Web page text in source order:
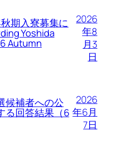
期入寮募集に
Yoshida
Autumn
2026
年8
月3
日
候補者への公
る回答結果（6
2026
年6月
7日